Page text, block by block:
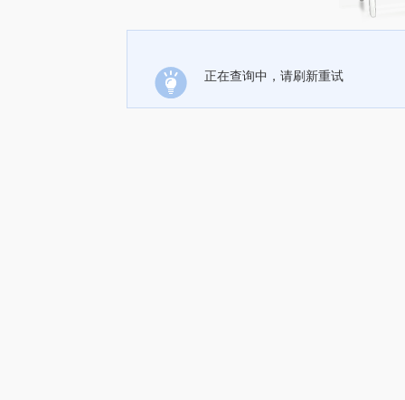
正在查询中，请刷新重试